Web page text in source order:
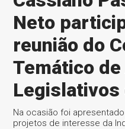
Neto
reunião do
Temático
Legislativos
Na ocasião foi
projetos de interesse da